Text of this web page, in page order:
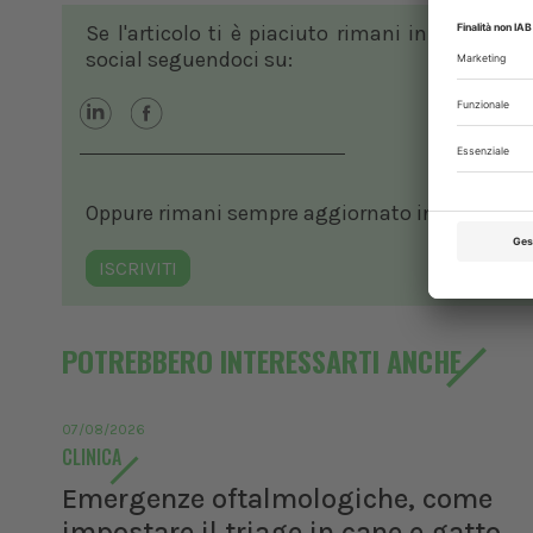
Se l'articolo ti è piaciuto rimani in contatto
social seguendoci su:
Oppure rimani sempre aggiornato in ambito
ISCRIVITI
POTREBBERO INTERESSARTI ANCHE
07/08/2026
CLINICA
Emergenze oftalmologiche, come